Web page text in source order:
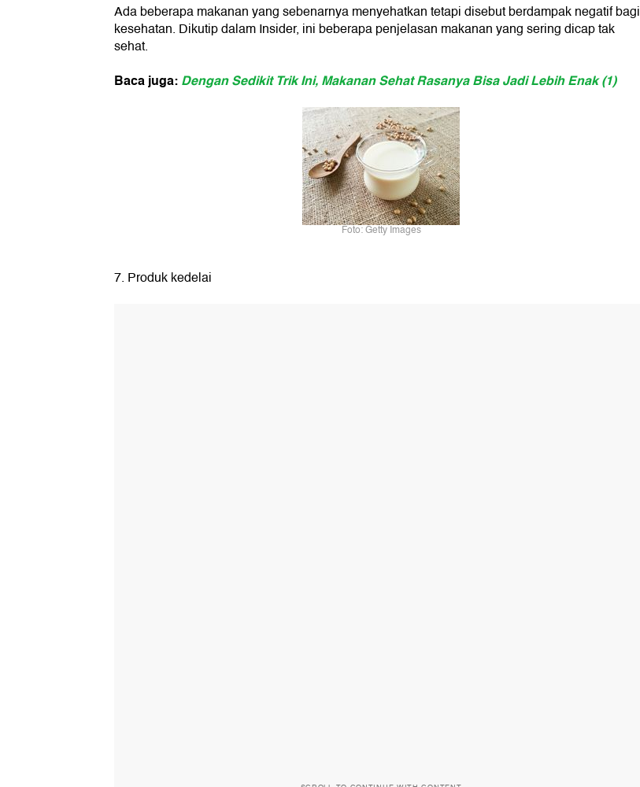
Ada beberapa makanan yang sebenarnya menyehatkan tetapi disebut berdampak negatif bagi
kesehatan. Dikutip dalam Insider, ini beberapa penjelasan makanan yang sering dicap tak
sehat.
Baca juga:Dengan Sedikit Trik Ini, Makanan Sehat Rasanya Bisa Jadi Lebih Enak (1)
Foto: Getty Images
7. Produk kedelai